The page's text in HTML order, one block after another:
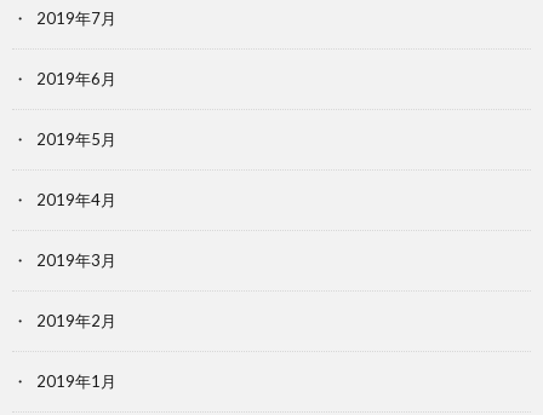
2019年7月
2019年6月
2019年5月
2019年4月
2019年3月
2019年2月
2019年1月